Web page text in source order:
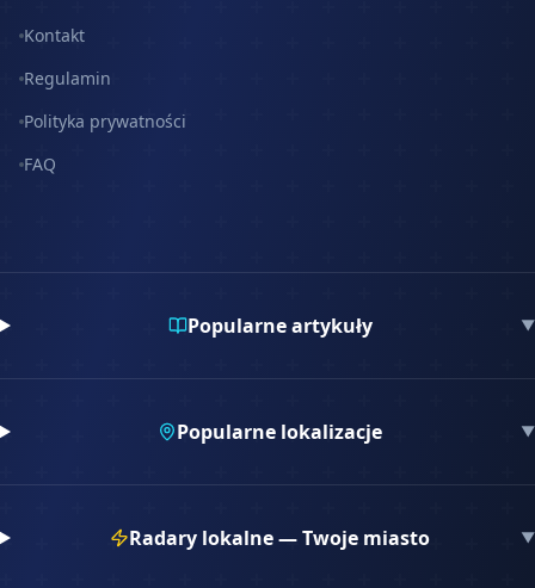
Kontakt
Regulamin
Polityka prywatności
FAQ
Popularne artykuły ▼
Popularne lokalizacje ▼
Radary lokalne — Twoje miasto ▼